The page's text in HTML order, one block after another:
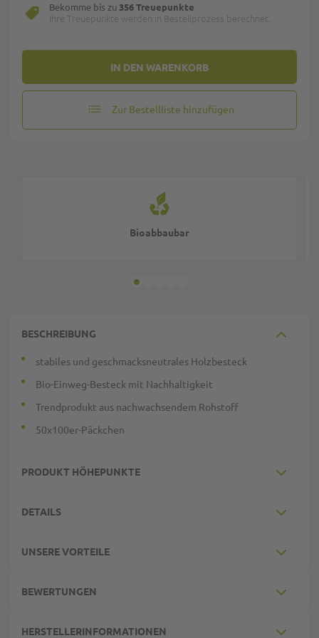
IN DEN WARENKORB
Bekomme bis zu 356 Treuepunkte
Ihre Treuepunkte werden in Bestellprozess berechnet.
Zur Bestellliste hinzufügen
Bioabbaubar
BESCHREIBUNG
stabiles und geschmacksneutrales Holzbesteck
Bio-Einweg-Besteck mit Nachhaltigkeit
Trendprodukt aus nachwachsendem Rohstoff
50x100er-Päckchen
PRODUKT HÖHEPUNKTE
DETAILS
UNSERE VORTEILE
BEWERTUNGEN
HERSTELLERINFORMATIONEN